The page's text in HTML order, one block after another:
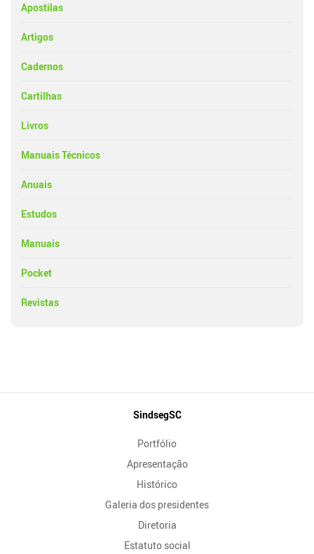
Apostilas
Artigos
Cadernos
Cartilhas
Livros
Manuais Técnicos
Anuais
Estudos
Manuais
Pocket
Revistas
SindsegSC
Portfólio
Apresentação
Histórico
Galeria dos presidentes
Diretoria
Estatuto social